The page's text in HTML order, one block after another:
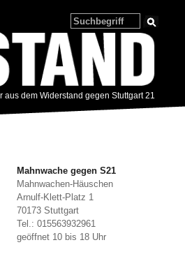
dem Widerstand gegen Stuttgart 21
Mahnwache gegen S21
Mahnwachen-Häuschen
Arnulf-Klett-Platz 1
70173 Stuttgart
Tel.: 015563932961
geöffnet 10 bis 18 Uhr